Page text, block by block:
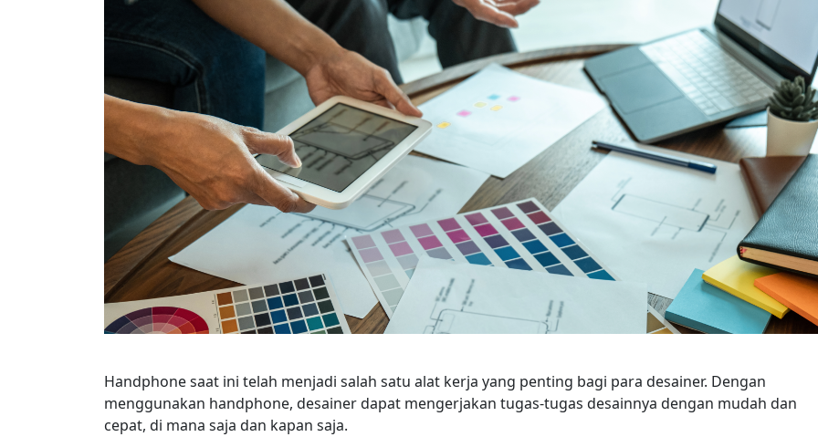
Handphone saat ini telah menjadi salah satu alat kerja yang penting bagi para desainer. Dengan
menggunakan handphone, desainer dapat mengerjakan tugas-tugas desainnya dengan mudah dan
cepat, di mana saja dan kapan saja.